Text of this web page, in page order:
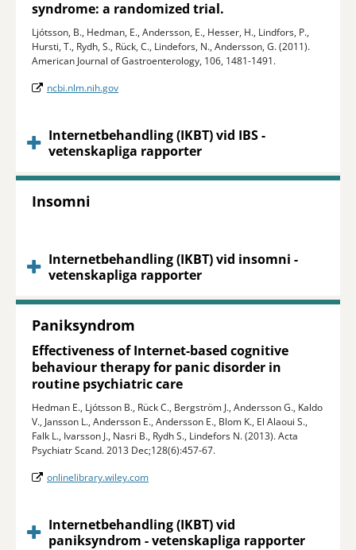
syndrome: a randomized trial.
Ljótsson, B., Hedman, E., Andersson, E., Hesser, H., Lindfors, P.,
Hursti, T., Rydh, S., Rück, C., Lindefors, N., Andersson, G. (2011).
American Journal of Gastroenterology, 106, 1481-1491.
ncbi.nlm.nih.gov
Internetbehandling (IKBT) vid IBS -
vetenskapliga rapporter
Insomni
Internetbehandling (IKBT) vid insomni -
vetenskapliga rapporter
Paniksyndrom
Effectiveness of Internet-based cognitive
behaviour therapy for panic disorder in
routine psychiatric care
Hedman E., Ljótsson B., Rück C., Bergström J., Andersson G., Kaldo
V., Jansson L., Andersson E., Andersson E., Blom K., El Alaoui S.,
Falk L., Ivarsson J., Nasri B., Rydh S., Lindefors N. (2013). Acta
Psychiatr Scand. 2013 Dec;128(6):457-67.
onlinelibrary.wiley.com
Internetbehandling (IKBT) vid
paniksyndrom - vetenskapliga rapporter